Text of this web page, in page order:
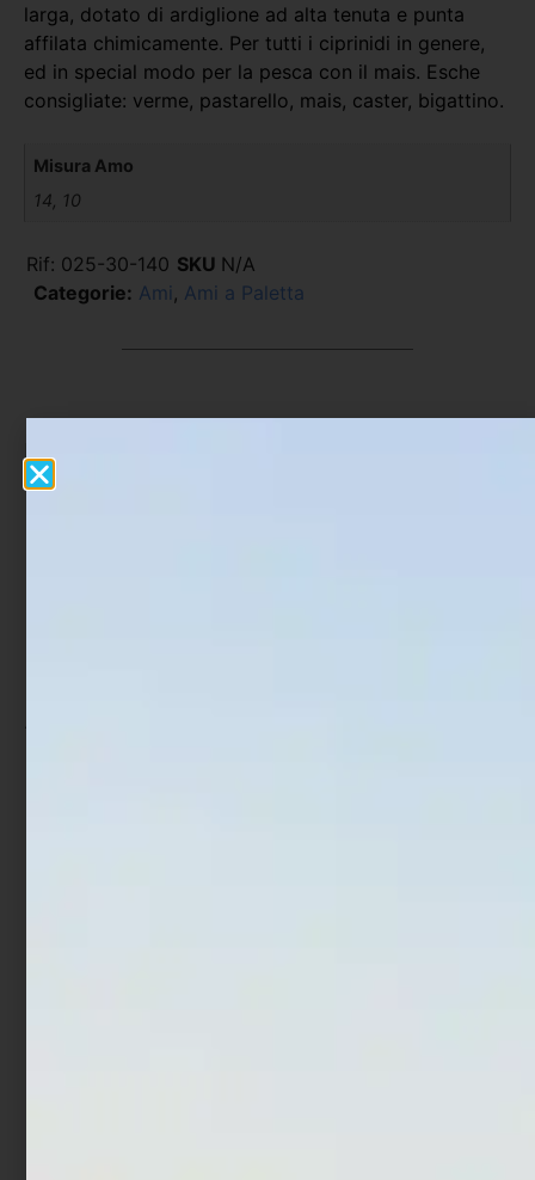
larga, dotato di ardiglione ad alta tenuta e punta
affilata chimicamente. Per tutti i ciprinidi in genere,
ed in special modo per la pesca con il mais. Esche
consigliate: verme, pastarello, mais, caster, bigattino.
Misura Amo
14, 10
Rif: 025-30-140 SKU N/A
Categorie: Ami , Ami a Paletta
Prodotti Correlati
Ami Trabucco Akura 910N